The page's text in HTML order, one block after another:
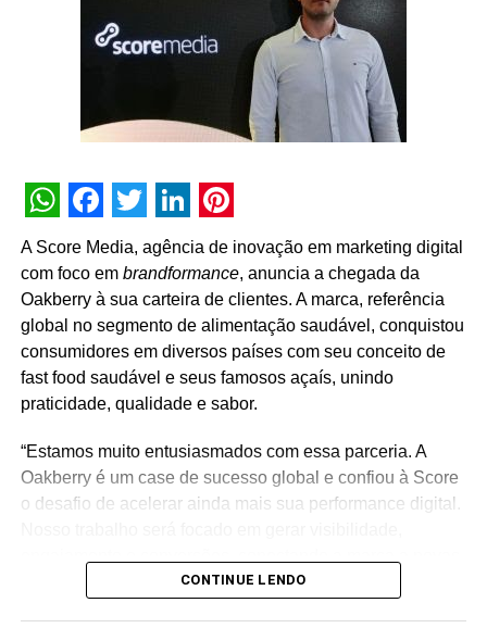
GTM, eventos, tags e dashboards, eliminando
inconsistências e garantindo análises mais confiáveis”,
detalha o CEO. Com isso, espera-se otimizar campanhas,
aumentar tráfego no e-commerce e na loja, estimular uso
do aplicativo e oferecer relatórios sólidos para diretoria e
WhatsApp
Facebook
Twitter
LinkedIn
Pinterest
A Score Media, agência de inovação em marketing digital
com foco em brandformance, anuncia a chegada da
Oakberry à sua carteira de clientes. A marca, referência
global no segmento de alimentação saudável, conquistou
consumidores em diversos países com seu conceito de
fast food saudável e seus famosos açaís, unindo
praticidade, qualidade e sabor.
“Estamos muito entusiasmados com essa parceria. A
Oakberry é um case de sucesso global e confiou à Score
o desafio de acelerar ainda mais sua performance digital.
audiências e sustentando sua expansão internacional”,
CONTINUE LENDO